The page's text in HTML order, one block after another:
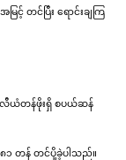
င်ပြီး ရောင်းချကြ
ယံတန်ဖိုးရှိ စပယ်ဆန်
၁ တန် တင်ပို့ခဲ့ပါသည်။